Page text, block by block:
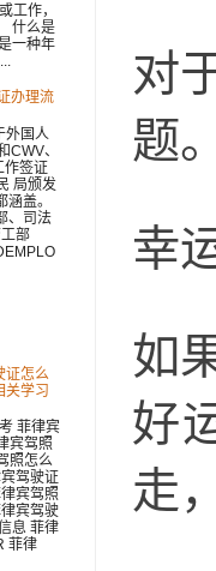
对
题
幸
如
好
走
工作，
什么是
一种年
办理流
外国人
CWV、
作签证
局颁发
盖。
、司法
部
证怎么
关学习
菲律宾
宾驾照
照怎么
驾驶证
宾驾照
宾驾驶
息 菲律
菲律